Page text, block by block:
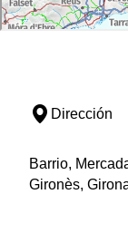
Dirección
Barrio,
Gironès,